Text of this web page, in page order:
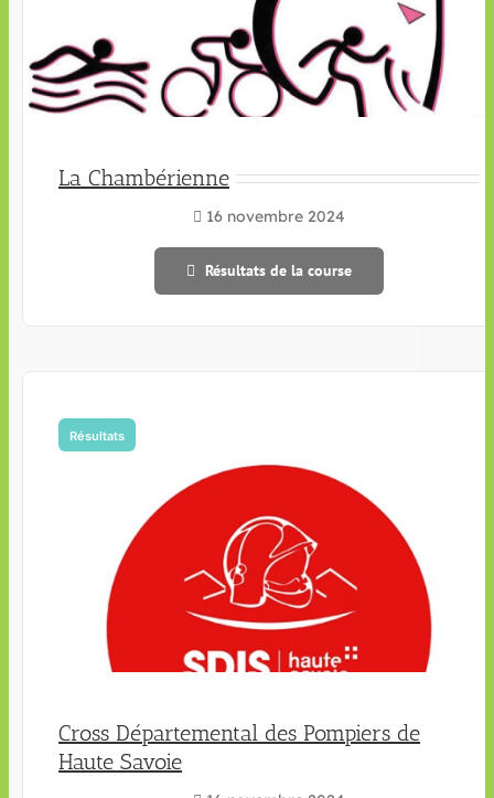
La Chambérienne
16 novembre 2024
Résultats de la course
Résultats
Cross Départemental des Pompiers de
Haute Savoie